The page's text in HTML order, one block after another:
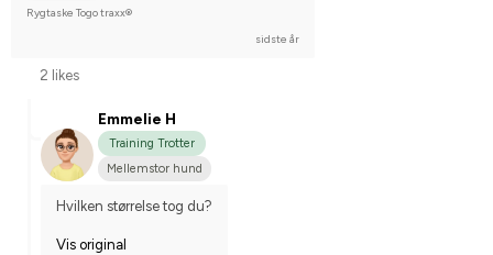
Rygtaske Togo traxx®
sidste år
2 likes
Emmelie H
Training Trotter
Mellemstor hund
Hvilken størrelse tog du?
Vis original